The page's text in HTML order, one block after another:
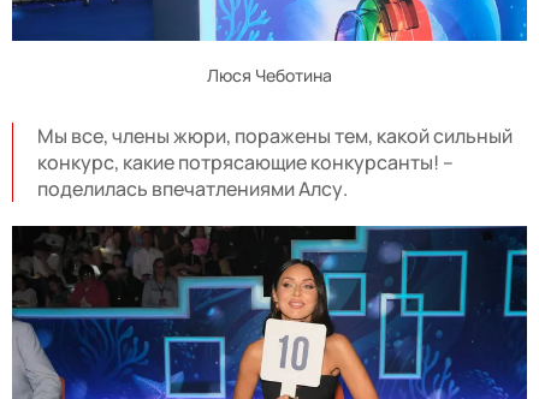
Люся Чеботина
Мы все, члены жюри, поражены тем, какой сильный
конкурс, какие потрясающие конкурсанты! –
поделилась впечатлениями Алсу.